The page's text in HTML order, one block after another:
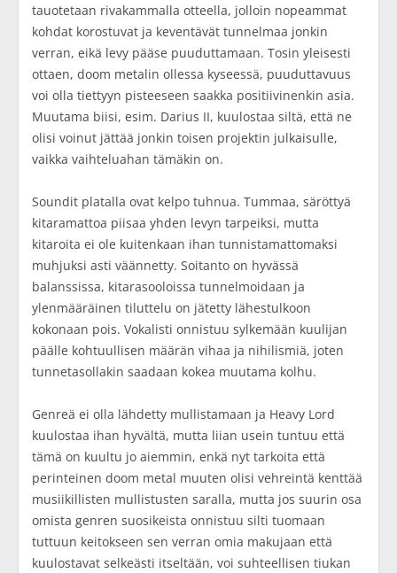
tauotetaan rivakammalla otteella, jolloin nopeammat
kohdat korostuvat ja keventävät tunnelmaa jonkin
verran, eikä levy pääse puuduttamaan. Tosin yleisesti
ottaen, doom metalin ollessa kyseessä, puuduttavuus
voi olla tiettyyn pisteeseen saakka positiivinenkin asia.
Muutama biisi, esim. Darius II, kuulostaa siltä, että ne
olisi voinut jättää jonkin toisen projektin julkaisulle,
vaikka vaihteluahan tämäkin on.
Soundit platalla ovat kelpo tuhnua. Tummaa, säröttyä
kitaramattoa piisaa yhden levyn tarpeiksi, mutta
kitaroita ei ole kuitenkaan ihan tunnistamattomaksi
muhjuksi asti väännetty. Soitanto on hyvässä
balanssissa, kitarasooloissa tunnelmoidaan ja
ylenmääräinen tiluttelu on jätetty lähestulkoon
kokonaan pois. Vokalisti onnistuu sylkemään kuulijan
päälle kohtuullisen määrän vihaa ja nihilismiä, joten
tunnetasollakin saadaan kokea muutama kolhu.
Genreä ei olla lähdetty mullistamaan ja Heavy Lord
kuulostaa ihan hyvältä, mutta liian usein tuntuu että
tämä on kuultu jo aiemmin, enkä nyt tarkoita että
perinteinen doom metal muuten olisi vehreintä kenttää
musiikillisten mullistusten saralla, mutta jos suurin osa
omista genren suosikeista onnistuu silti tuomaan
tuttuun keitokseen sen verran omia makujaan että
kuulostavat selkeästi itseltään, voi suhteellisen tiukan